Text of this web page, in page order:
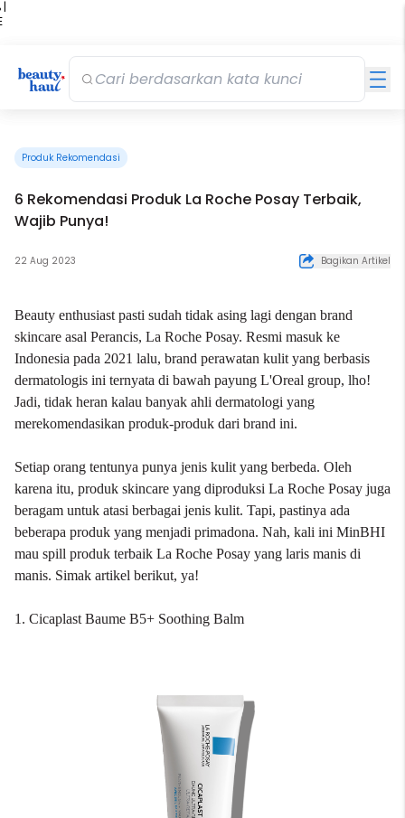
|
Produk Rekomendasi
6 Rekomendasi Produk La Roche Posay Terbaik,
Wajib Punya!
22 Aug 2023 Bagikan Artikel
Beauty enthusiast pasti sudah tidak asing lagi dengan brand
skincare asal Perancis, La Roche Posay. Resmi masuk ke
Indonesia pada 2021 lalu, brand perawatan kulit yang berbasis
dermatologis ini ternyata di bawah payung L'Oreal group, lho!
Jadi, tidak heran kalau banyak ahli dermatologi yang
merekomendasikan produk-produk dari brand ini.
Setiap orang tentunya punya jenis kulit yang berbeda. Oleh
karena itu, produk skincare yang diproduksi La Roche Posay juga
beragam untuk atasi berbagai jenis kulit. Tapi, pastinya ada
beberapa produk yang menjadi primadona. Nah, kali ini MinBHI
mau spill produk terbaik La Roche Posay yang laris manis di
manis. Simak artikel berikut, ya!
1. Cicaplast Baume B5+ Soothing Balm